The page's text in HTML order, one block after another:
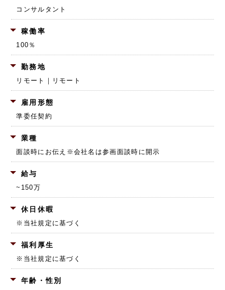
コンサルタント
稼働率
100％
勤務地
リモート｜リモート
雇用形態
準委任契約
業種
面談時にお伝え ※会社名は参画面談時に開示
給与
~150万
休日休暇
※当社規定に基づく
福利厚生
※当社規定に基づく
年齢・性別